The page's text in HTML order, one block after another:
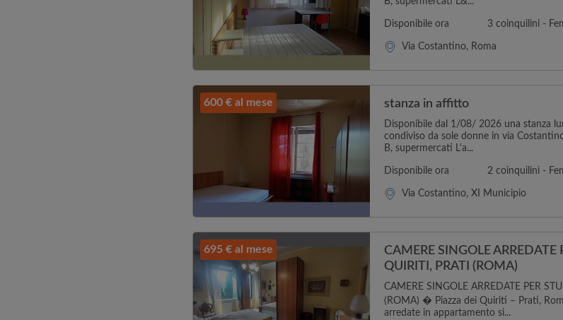
Disponibile ora 3 coinquilini -
Via Costantino, Roma
600 € al mese stanza in affitto
Disponibile dal 1/08/ 2026 una stanza
condiviso da sole donne in via
B, supermercati L'a...
Disponibile ora 2 coinquilini -
Via Costantino, XI Municipio
695 € al mese
CAMERE SINGOLE
QUIRITI, PRATI (ROMA)
CAMERE SINGOLE ARREDATE PER
(ROMA) � Piazza dei Quiriti – Prati,
arredate in appartamento si...